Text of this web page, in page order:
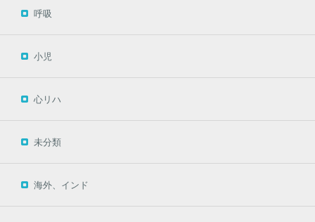
呼吸
小児
心リハ
未分類
海外、インド